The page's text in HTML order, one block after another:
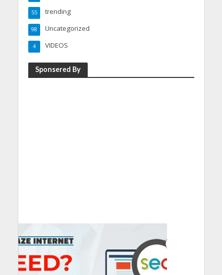
trending
55
Uncategorized
98
VIDEOS
4
Sponsered By